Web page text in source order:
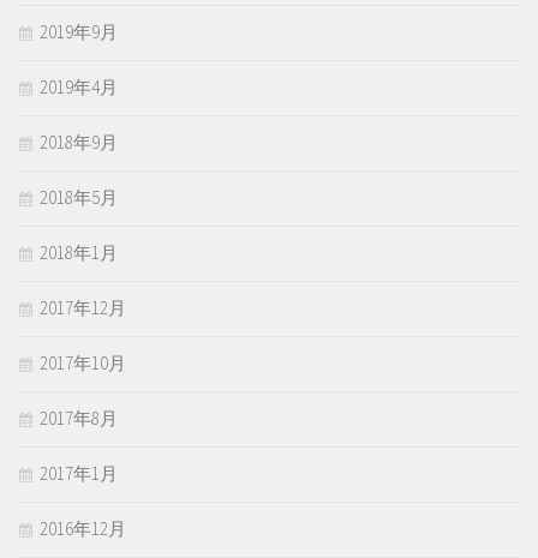
2019年9月
2019年4月
2018年9月
2018年5月
2018年1月
2017年12月
2017年10月
2017年8月
2017年1月
2016年12月